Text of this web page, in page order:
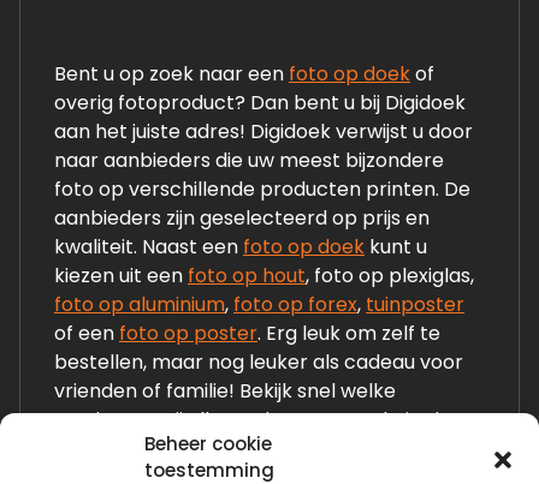
Beheer cookie
toestemming
Bent u op zoek naar een foto op doekof
overig fotoproduct? Dan bent u bij Digidoek
aan het juiste adres! Digidoek verwijst u door
naar aanbieders die uw meest bijzondere
foto op verschillende producten printen. De
aanbieders zijn geselecteerd op prijs en
kwaliteit. Naast een foto op doek kunt u
kiezen uit een foto op hout, foto op plexiglas,
foto op aluminium, foto op forex, tuinposter
of een foto op poster. Erg leuk om zelf te
bestellen, maar nog leuker als cadeau voor
vrienden of familie! Bekijk snel welke
producten wij allemaal op onze website laten